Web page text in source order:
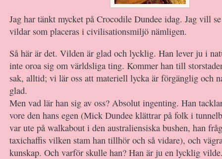
Jag har tänkt mycket på Crocodile Dundee idag. Jag vill
vildar som placeras i civilisationsmiljö nämligen.
Så här är det. Vilden är glad och lycklig. Han lever ju i
inte oroa sig om världsliga ting. Kommer han till
sak, alltid; vi lär oss att materiell lycka är förgänglig och
glad.
Men vad lär han sig av oss? Absolut ingenting. Han
vore den hans egen (Mick Dundee klättrar på folk i
var ute på walkabout i den australiensiska bushen, han
taxichaffis vilken stam han tillhör och så vidare), och
kunskap. Och varför skulle han? Han är ju en lycklig